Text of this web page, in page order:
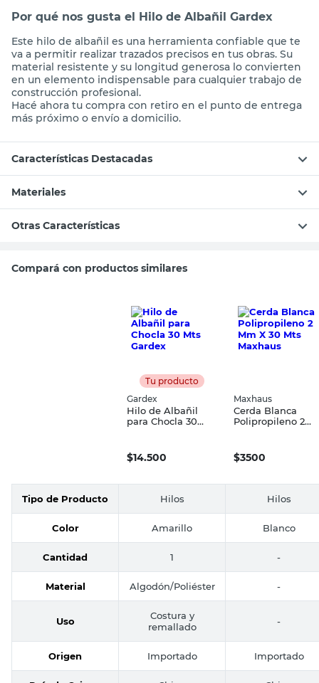
Por qué nos gusta el Hilo de Albañil Gardex
Este hilo de albañil es una herramienta confiable que te
va a permitir realizar trazados precisos en tus obras. Su
material resistente y su longitud generosa lo convierten
en un elemento indispensable para cualquier trabajo de
construcción profesional.
Hacé ahora tu compra con retiro en el punto de entrega
más próximo o envío a domicilio.
Características Destacadas
Materiales
Otras Características
Compará con productos similares
Tu producto
Gardex
Hilo de Albañil
para Chocla 30
$14.500
Maxhaus
Cerda Blanca
Polipropileno 2
$3500
Tipo de Producto Hilos Hilos
Color Amarillo Blanco
Cantidad 1 -
Material Algodón/Poliéster -
Uso
Costura y
remallado
-
Origen Importado Importado